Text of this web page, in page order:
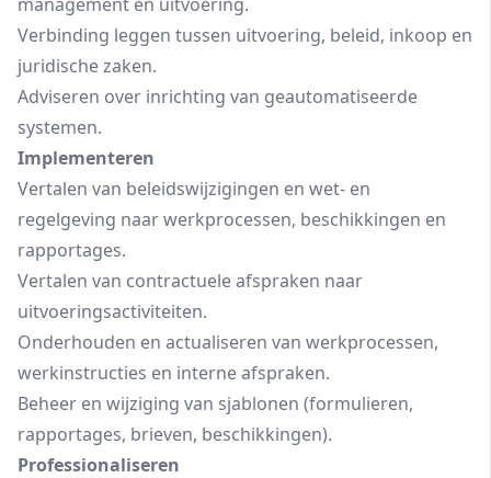
Verbinding leggen tussen uitvoering, beleid, inkoop en
juridische zaken.
Adviseren over inrichting van geautomatiseerde
systemen.
Implementeren
Vertalen van beleidswijzigingen en wet- en
regelgeving naar werkprocessen, beschikkingen en
rapportages.
Vertalen van contractuele afspraken naar
uitvoeringsactiviteiten.
Onderhouden en actualiseren van werkprocessen,
werkinstructies en interne afspraken.
Beheer en wijziging van sjablonen (formulieren,
rapportages, brieven, beschikkingen).
Professionaliseren